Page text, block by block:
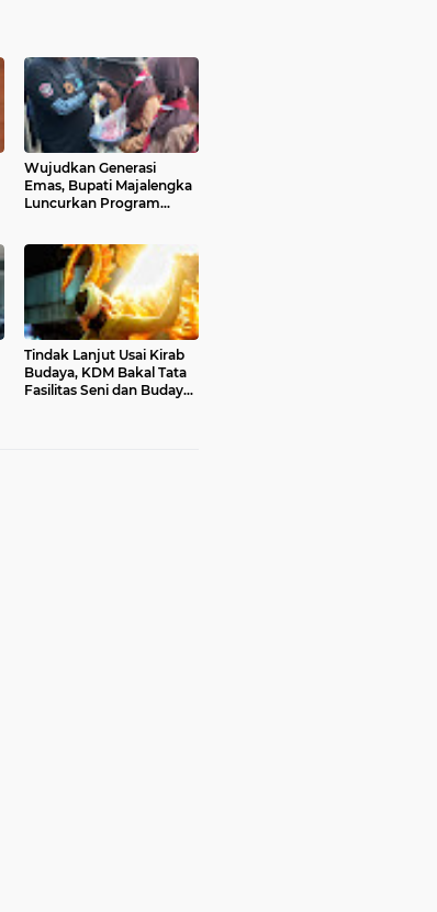
Wujudkan Generasi
Emas, Bupati Majalengka
Luncurkan Program
Tindak Lanjut Usai Kirab
Budaya, KDM Bakal Tata
Fasilitas Seni dan Budaya